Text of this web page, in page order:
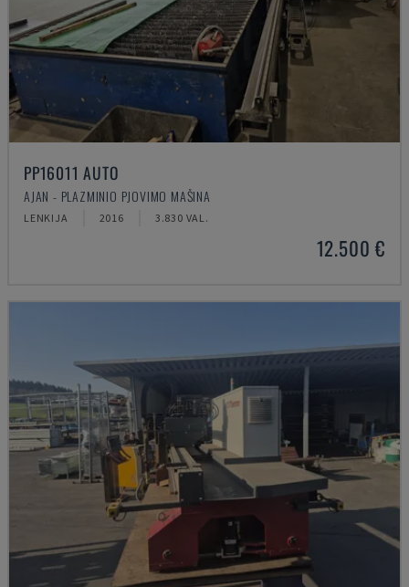
PP16011 AUTO
AJAN - PLAZMINIO PJOVIMO MAŠINA
LENKIJA 2016 3.830 VAL.
12.500 €